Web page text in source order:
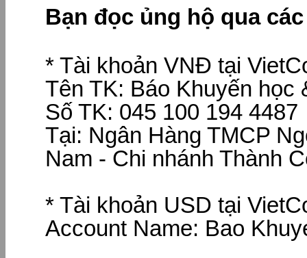
Bạn đọc ủng hộ qua
* Tài khoản VNĐ tại
Tên TK: Báo Khuyến học
Số TK: 045 100 194 4487
Tại: Ngân Hàng TMCP
Nam - Chi nhánh Thành
* Tài khoản USD tại
Account Name: Bao